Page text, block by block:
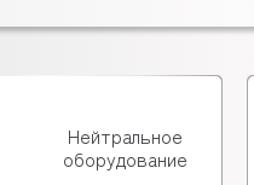
Нейтральное
оборудование